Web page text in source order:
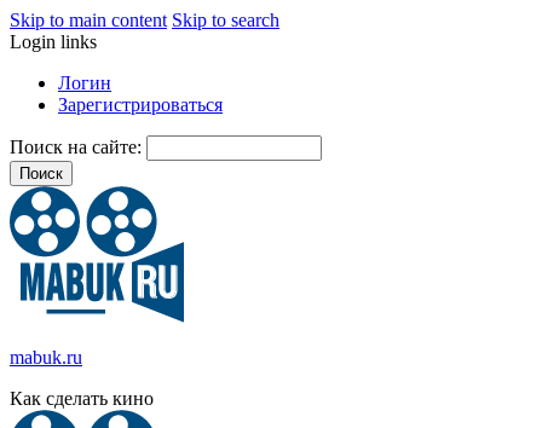
Skip to main content Skip to search
Login links
Логин
Зарегистрироваться
Поиск на сайте:
mabuk.ru
Как сделать кино